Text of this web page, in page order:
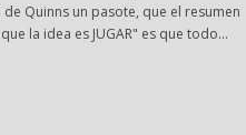
de Quinns un pasote, que el resumen
la idea es JUGAR" es que todo…